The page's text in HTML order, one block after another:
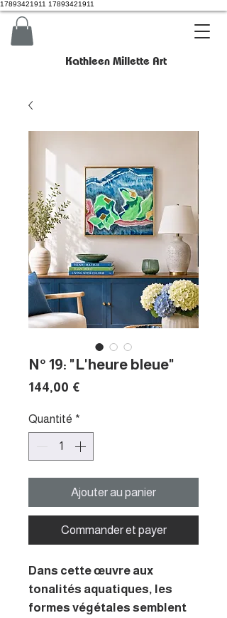
17893421911 17893421911
Kathleen Millette Art
N° 19: "L'heure bleue"
144,00 €
Quantité *
Ajouter au panier
Commander et payer
Dans cette œuvre aux
tonalités aquatiques, les
formes végétales semblent